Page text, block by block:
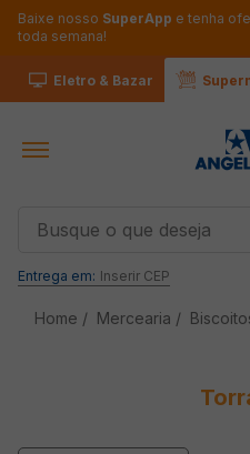
Baixe nosso SuperApp e tenha
toda semana!
Eletro & Bazar
Entrega em: Inserir CEP
Mercearia